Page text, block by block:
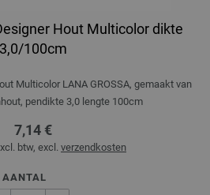
Hout Multicolor dikte
3,0/100cm
Multicolor LANA GROSSA, gemaakt van
pendikte 3,0 lengte 100cm
7,14 €
btw, excl. verzendkosten
AANTAL